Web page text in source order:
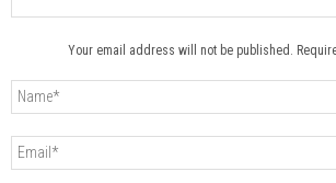
Your email address will not be published.